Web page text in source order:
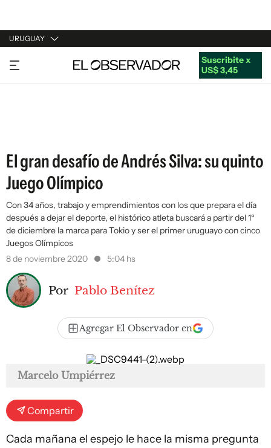
URUGUAY
URUGUAY
ARGENTINA
Suscribite x
US$ 3,45
El gran desafío de Andrés Silva: su quinto
Juego Olímpico
Con 34 años, trabajo y emprendimientos con los que prepara el día
después a dejar el deporte, el histórico atleta buscará a partir del 1º
de diciembre la marca para Tokio y ser el primer uruguayo con cinco
Juegos Olímpicos
8 de noviembre 2020
5:04 hs
Por Pablo Benítez
Agregar El Observador en
Marcelo Umpiérrez
Compartir
Cada mañana el espejo le hace la misma pregunta